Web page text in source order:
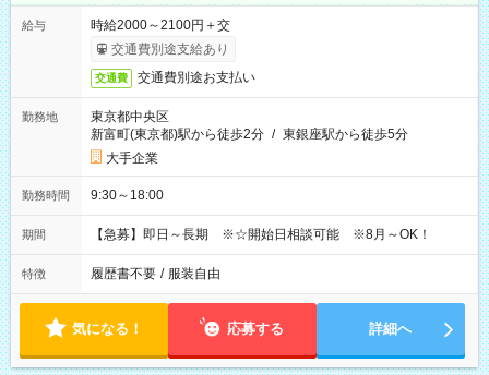
給与
時給2000～2100円＋交
交通費別途支給あり
交通費 交通費別途お支払い
勤務地
東京都中央区
新富町(東京都)駅から徒歩2分 / 東銀座駅から徒歩5分
大手企業
勤務時間 9:30～18:00
期間 【急募】即日～長期 ※☆開始日相談可能 ※8月～OK！
特徴 履歴書不要 / 服装自由
気になる！ 応募する 詳細へ